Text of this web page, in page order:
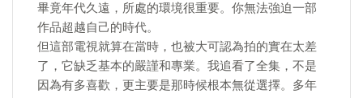
畢竟年代久遠，所處的環境很重要。你無法強迫一部
作品超越自己的時代。
但這部電視就算在當時，也被大可認為拍的實在太差
了，它缺乏基本的嚴謹和專業。我追看了全集，不是
因為有多喜歡，更主要是那時候根本無從選擇。多年